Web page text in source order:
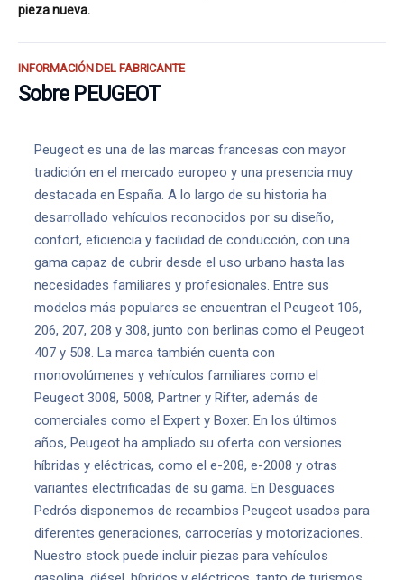
pieza nueva.
INFORMACIÓN DEL FABRICANTE
Sobre PEUGEOT
Peugeot es una de las marcas francesas con mayor
tradición en el mercado europeo y una presencia muy
destacada en España. A lo largo de su historia ha
desarrollado vehículos reconocidos por su diseño,
confort, eficiencia y facilidad de conducción, con una
gama capaz de cubrir desde el uso urbano hasta las
necesidades familiares y profesionales. Entre sus
modelos más populares se encuentran el Peugeot 106,
206, 207, 208 y 308, junto con berlinas como el Peugeot
407 y 508. La marca también cuenta con
monovolúmenes y vehículos familiares como el
Peugeot 3008, 5008, Partner y Rifter, además de
comerciales como el Expert y Boxer. En los últimos
años, Peugeot ha ampliado su oferta con versiones
híbridas y eléctricas, como el e-208, e-2008 y otras
variantes electrificadas de su gama. En Desguaces
Pedrós disponemos de recambios Peugeot usados para
diferentes generaciones, carrocerías y motorizaciones.
Nuestro stock puede incluir piezas para vehículos